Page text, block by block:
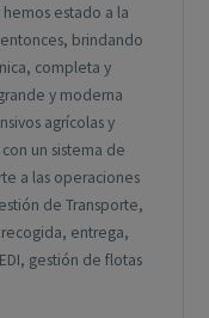
estado a la
brindando
completa y
y moderna
agrícolas y
un sistema de
a las operaciones
de Transporte,
entrega,
gestión de flotas